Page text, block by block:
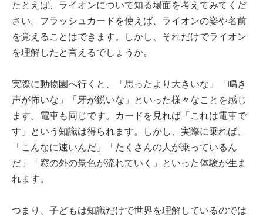
たとえば、ライオンについて知る場面を考えてみてくだ
さい。フラッシュカードを使えば、ライオンの姿や名前
を覚えることはできます。しかし、それだけでライオン
を理解したと言えるでしょうか。
実際に動物園へ行くと、「思ったより大きいな」「鳴き
声が怖いな」「牙が鋭いな」といった様々なことを感じ
ます。電車も同じです。カードを見れば「これは電車で
す」という知識は得られます。しかし、実際に乗れば、
「こんなに速いんだ」「たくさんの人が乗っているん
だ」「窓の外の景色が流れていく」といった体験が生ま
れます。
つまり、子どもは知識だけで世界を理解しているのでは